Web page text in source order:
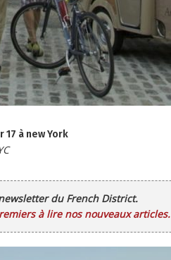
à new York
du French District.
à lire nos nouveaux articles.